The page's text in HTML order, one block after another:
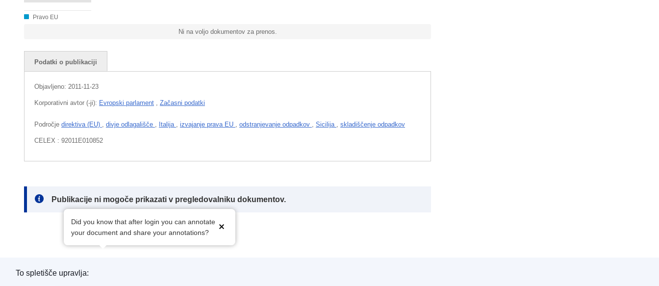
Pravo EU
Ni na voljo dokumentov za prenos.
Podatki o publikaciji
Objavljeno: 2011-11-23
Korporativni avtor (-ji): Evropski parlament Začasni podatki
Področje direktiva (EU) divje odlagališče Italija izvajanje prava EU odstranjevanje odpadkov Sicilija skladiščenje odpadkov
CELEX : 92011E010852
Note:
Publikacije ni mogoče prikazati v pregledovalniku dokumentov.
Did you know that after login you can annotate
your document and share your annotations?
To spletišče upravlja: